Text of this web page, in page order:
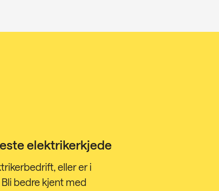
elektrikerkjede
eller er i
Bli bedre kjent med